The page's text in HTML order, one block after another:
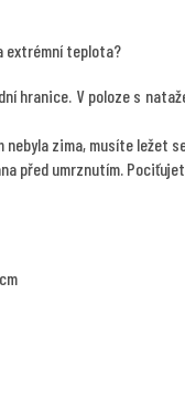
extrémní teplota?
hranice. V poloze s
nebyla zima, musíte ležet
před umrznutím.